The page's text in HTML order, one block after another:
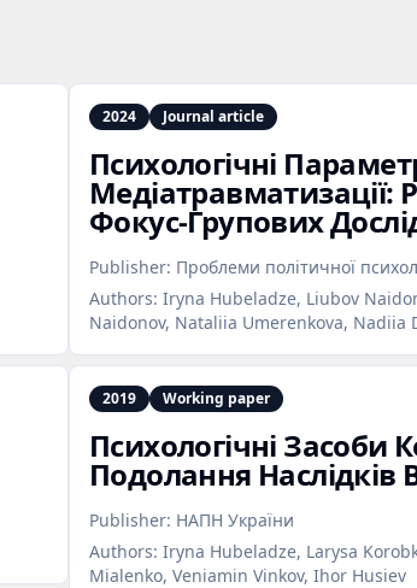
2024 Journal article
Психологічні
Медіатравматизації:
Фокус‑Групових
Publisher: Проблеми політичної
Authors: Iryna Hubeladze, Liubov
Naidonov, Nataliia Umerenkova, Nadiia
2019 Working paper
Психологічні Засоби
Подолання Наслідків
Publisher: НАПН України
Authors: Iryna Hubeladze, Larysa
Mialenko, Veniamin Vinkov, Ihor Husiev